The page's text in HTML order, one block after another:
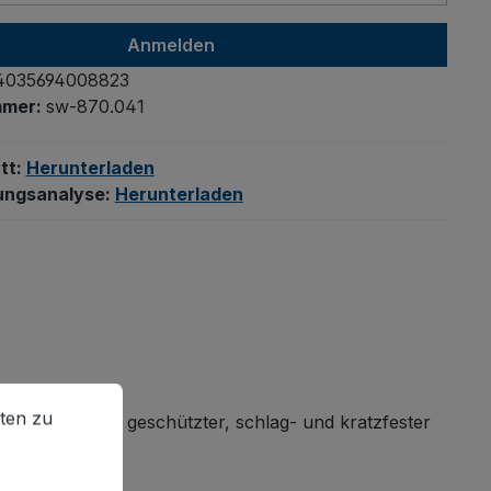
Anmelden
sw-870.041
Herunterladen
Herunterladen
dauerhaft geschützter, schlag- und kratzfester
zu können.
Mehr Informationen ...
zu